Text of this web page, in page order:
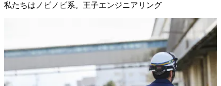
私たちはノビノビ系。王子エンジニアリング